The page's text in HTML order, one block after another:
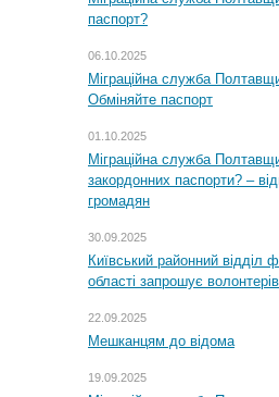
паспорт?
06.10.2025
Міграційна служба
Обміняйте паспорт
01.10.2025
Міграційна служба
закордонних паспорти? –
громадян
30.09.2025
Київський районний відділ
області запрошує
22.09.2025
Мешканцям до відома
19.09.2025